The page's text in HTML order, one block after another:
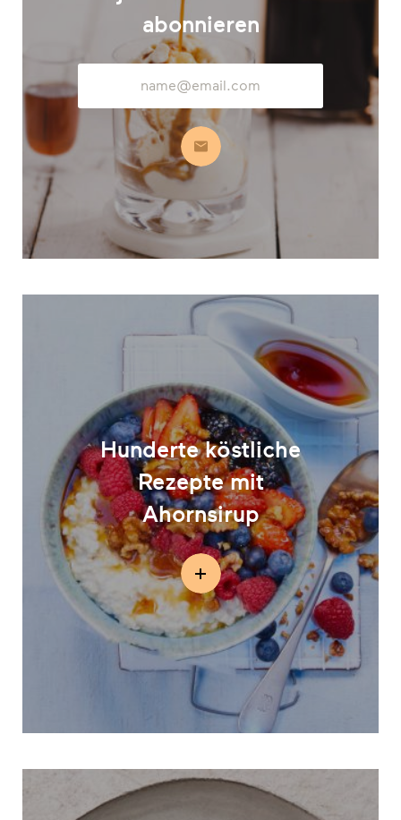
abonnieren
Mail-
Adresse
Abonnieren
Hunderte köstliche
Rezepte mit
Ahornsirup